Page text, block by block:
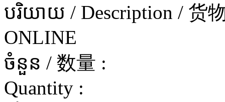
បរិយាយ / Description / 货
ONLINE
ចំនួន / 数量 :
Quantity :